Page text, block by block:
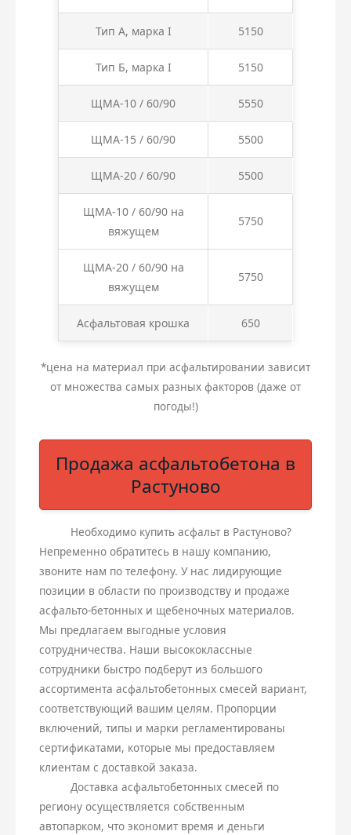
Тип А, марка I 5150
Тип Б, марка I 5150
ЩМА-10 / 60/90 5550
ЩМА-15 / 60/90 5500
ЩМА-20 / 60/90 5500
ЩМА-10 / 60/90 на
вяжущем
5750
ЩМА-20 / 60/90 на
вяжущем
5750
Асфальтовая крошка 650
*цена на материал при асфальтировании зависит
от множества самых разных факторов (даже от
погоды!)
Продажа асфальтобетона в
Растуново
Необходимо купить асфальт в Растуново?
Непременно обратитесь в нашу компанию,
звоните нам по телефону. У нас лидирующие
позиции в области по производству и продаже
асфальто-бетонных и щебеночных материалов.
Мы предлагаем выгодные условия
сотрудничества. Наши высококлассные
сотрудники быстро подберут из большого
ассортимента асфальтобетонных смесей вариант,
соответствующий вашим целям. Пропорции
включений, типы и марки регламентированы
сертификатами, которые мы предоставляем
клиентам с доставкой заказа.
Доставка асфальтобетонных смесей по
региону осуществляется собственным
автопарком, что экономит время и деньги